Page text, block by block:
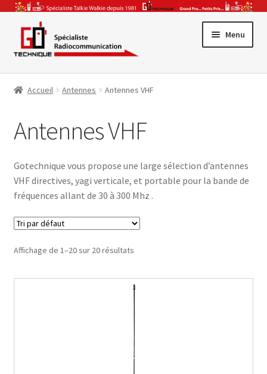
Aller
la
Aller
contenu
Menu
Talkie-Walkie
enfant
le
menu
Accessoires & Antennes
Ouvrir
Par Secteur Activité
Accueil Antennes Antennes VHF
Antennes VHF
Gotechnique vous propose une large sélection d’antennes
VHF directives, yagi verticale, et portable pour la bande de
fréquences allant de 30 à 300 Mhz .
Affichage de 1–20 sur 20 résultats